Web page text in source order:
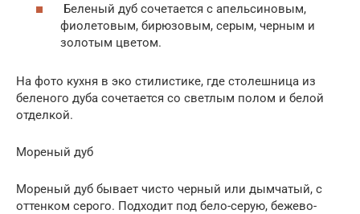
Беленый дуб сочетается с апельсиновым,
фиолетовым, бирюзовым, серым, черным и
золотым цветом.
На фото кухня в эко стилистике, где столешница из
беленого дуба сочетается со светлым полом и белой
отделкой.
Мореный дуб
Мореный дуб бывает чисто черный или дымчатый, с
оттенком серого. Подходит под бело-серую, бежево-